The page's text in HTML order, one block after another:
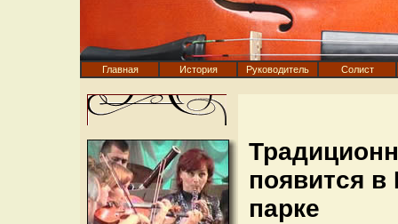
Главная История Руководитель Солист
появится
парке